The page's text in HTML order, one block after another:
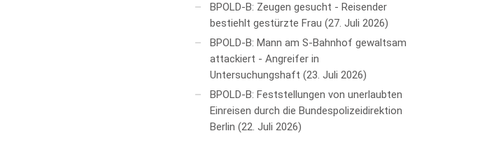
BPOLD-B: Zeugen gesucht - Reisender
bestiehlt gestürzte Frau 27. Juli 2026
BPOLD-B: Mann am S-Bahnhof gewaltsam
attackiert - Angreifer in
Untersuchungshaft 23. Juli 2026
BPOLD-B: Feststellungen von unerlaubten
Einreisen durch die Bundespolizeidirektion
Berlin 22. Juli 2026